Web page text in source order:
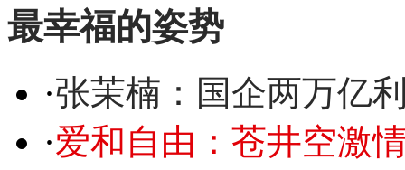
最幸福的姿势
·张茉楠：国企两万亿
·爱和自由：苍井空激